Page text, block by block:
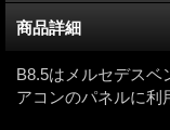
商品詳細
B8.5はメルセデスベ
アコンのパネルに利